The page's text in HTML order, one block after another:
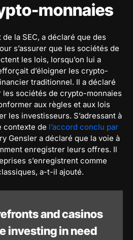
monnaies
la SEC, a déclaré que des
s’assurer que les sociétés de
les lois, lorsqu’on lui a
d’éloigner les crypto-
traditionnel. Il a déclaré
les sociétés de crypto-monnaies
aux règles et aux lois
les investisseurs. S’adressant à
contexte de l’accord conclu par
Gensler a déclaré que la voie à
enregistrer leurs offres. Il
s’enregistrent comme
a-t-il ajouté.
and casinos
investing in need